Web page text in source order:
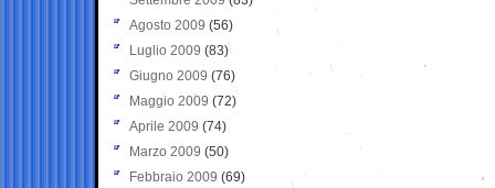
Agosto 2009 (56)
Luglio 2009 (83)
Giugno 2009 (76)
Maggio 2009 (72)
Aprile 2009 (74)
Marzo 2009 (50)
Febbraio 2009 (69)